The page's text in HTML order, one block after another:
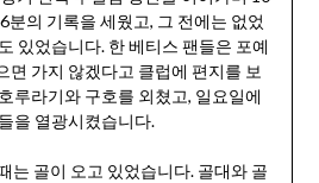
분의 기록을 세웠고, 그 전에는 없었
있었습니다. 한 베티스 팬들은 포예
면 가지 않겠다고 클럽에 편지를 보
루라기와 구호를 외쳤고, 일요일에
을 열광시켰습니다.
는 골이 오고 있었습니다. 골대와 골